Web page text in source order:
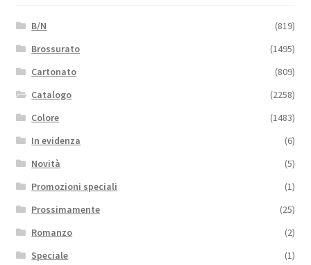
B/N
(819)
Brossurato
(1495)
Cartonato
(809)
Catalogo
(2258)
Colore
(1483)
In evidenza
(6)
Novità
(5)
Promozioni speciali
(1)
Prossimamente
(25)
Romanzo
(2)
Speciale
(1)